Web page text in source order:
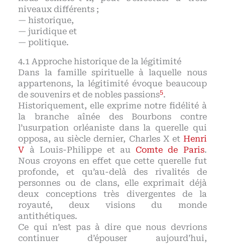
niveaux différents ;
— historique,
— juridique et
— politique.
Approche historique de la légitimité
Dans la famille spirituelle à laquelle nous
appartenons, la légitimité évoque beaucoup
de souvenirs et de nobles passions5.
Historiquement, elle exprime notre fidélité à
la branche aînée des Bourbons contre
l’usurpation orléaniste dans la querelle qui
opposa, au siècle dernier, Charles X et Henri
V à Louis-Philippe et au Comte de Paris.
Nous croyons en effet que cette querelle fut
profonde, et qu’au-delà des rivalités de
personnes ou de clans, elle exprimait déjà
deux conceptions très divergentes de la
royauté, deux visions du monde
antithétiques.
Ce qui n’est pas à dire que nous devrions
continuer d’épouser aujourd’hui,